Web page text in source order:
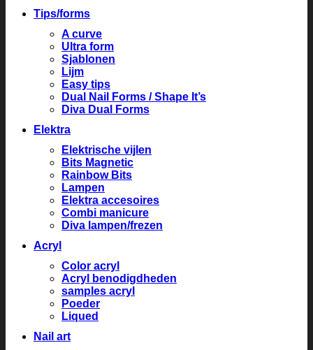
Tips/forms
A curve
Ultra form
Sjablonen
Lijm
Easy tips
Dual Nail Forms / Shape It’s
Diva Dual Forms
Elektra
Elektrische vijlen
Bits Magnetic
Rainbow Bits
Lampen
Elektra accesoires
Combi manicure
Diva lampen/frezen
Acryl
Color acryl
Acryl benodigdheden
samples acryl
Poeder
Liqued
Nail art